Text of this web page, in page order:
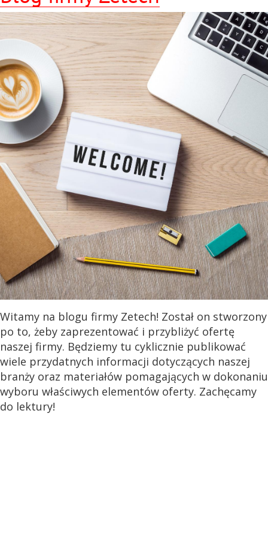
Witamy na blogu firmy Zetech! Został on stworzony
po to, żeby zaprezentować i przybliżyć ofertę
naszej firmy. Będziemy tu cyklicznie publikować
wiele przydatnych informacji dotyczących naszej
branży oraz materiałów pomagających w dokonaniu
wyboru właściwych elementów oferty. Zachęcamy
do lektury!